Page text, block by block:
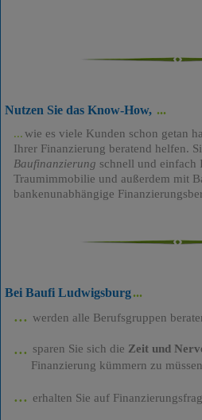
Nutzen Sie das Know-How,
wie es viele Kunden schon getan
Ihrer Finanzierung beratend helfen.
Baufinanzierung schnell und einfach
Traumimmobilie und außerdem mit
bankenunabhängige
Bei Baufi Ludwigsburg
werden alle Berufsgruppen
sparen Sie sich die Zeit und
Finanzierung kümmern zu
erhalten Sie auf